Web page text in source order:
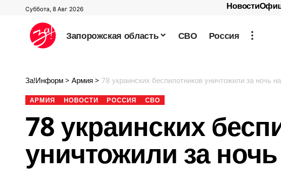
Суббота, 8 Авг 2026 Новости
Запорожская область СВО Россия
За!Информ > Армия > 78 украинских беспилотников уничтожили за ночь
АРМИЯ НОВОСТИ РОССИЯ СВО
78 украинских
уничтожили за